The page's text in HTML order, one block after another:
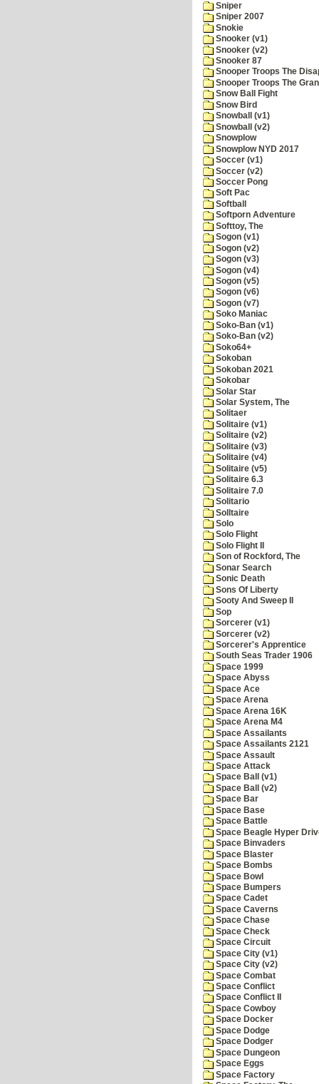
Sniper
Sniper 2007
Snokie
Snooker (v1)
Snooker (v2)
Snooker 87
Snooper Troops The
Snooper Troops The
Snow Ball Fight
Snow Bird
Snowball (v1)
Snowball (v2)
Snowplow
Snowplow NYD 2017
Soccer (v1)
Soccer (v2)
Soccer Pong
Soft Pac
Softball
Softporn Adventure
Softtoy, The
Sogon (v1)
Sogon (v2)
Sogon (v3)
Sogon (v4)
Sogon (v5)
Sogon (v6)
Sogon (v7)
Soko Maniac
Soko-Ban (v1)
Soko-Ban (v2)
Soko64+
Sokoban
Sokoban 2021
Sokobar
Solar Star
Solar System, The
Solitaer
Solitaire (v1)
Solitaire (v2)
Solitaire (v3)
Solitaire (v4)
Solitaire (v5)
Solitaire 6.3
Solitaire 7.0
Solitario
Solltaire
Solo
Solo Flight
Solo Flight II
Son of Rockford, The
Sonar Search
Sonic Death
Sons Of Liberty
Sooty And Sweep II
Sop
Sorcerer (v1)
Sorcerer (v2)
Sorcerer's Apprentice
South Seas Trader 1906
Space 1999
Space Abyss
Space Ace
Space Arena
Space Arena 16K
Space Arena M4
Space Assailants
Space Assailants 2121
Space Assault
Space Attack
Space Ball (v1)
Space Ball (v2)
Space Bar
Space Base
Space Battle
Space Beagle Hyper
Space Binvaders
Space Blaster
Space Bombs
Space Bowl
Space Bumpers
Space Cadet
Space Caverns
Space Chase
Space Check
Space Circuit
Space City (v1)
Space City (v2)
Space Combat
Space Conflict
Space Conflict II
Space Cowboy
Space Docker
Space Dodge
Space Dodger
Space Dungeon
Space Eggs
Space Factory